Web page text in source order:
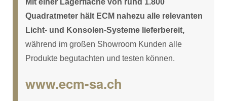
Mit einer Lagerfläche von rund 1.800
Quadratmeter hält ECM nahezu alle relevanten
Licht- und Konsolen-Systeme lieferbereit,
während im großen Showroom Kunden alle
Produkte begutachten und testen können.
www.ecm-sa.ch